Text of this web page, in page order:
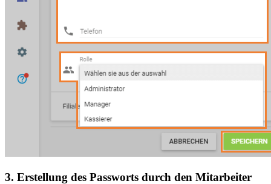
3. Erstellung des Passworts durch den Mitarbeiter